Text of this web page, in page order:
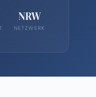
NRW
NETZWERK